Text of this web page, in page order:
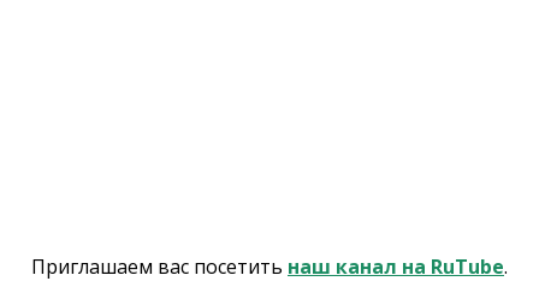
Приглашаем вас посетить наш канал на RuTube.